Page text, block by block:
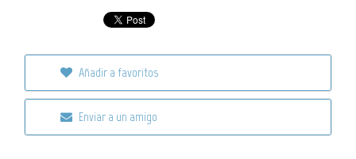
Añadir a favoritos
Enviar a un amigo